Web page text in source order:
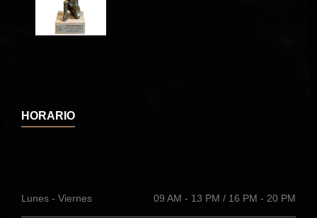
HORARIO
Lunes - Viernes 09 AM - 13 PM / 16 PM - 20 PM